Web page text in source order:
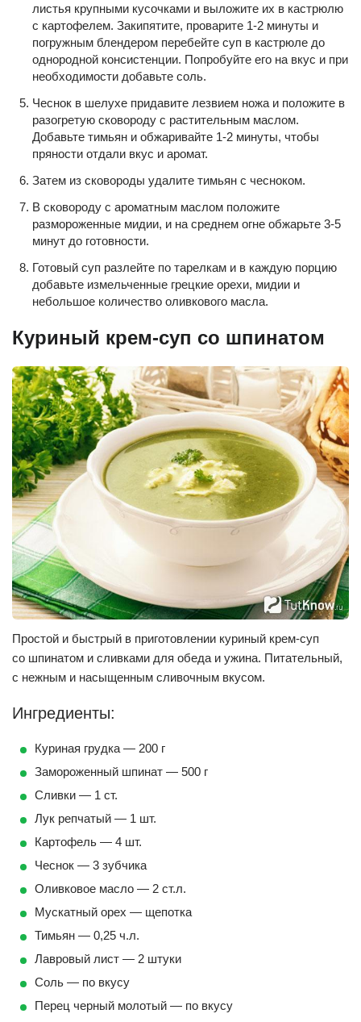
листья крупными кусочками и выложите их в кастрюлю
с картофелем. Закипятите, проварите 1-2 минуты и
погружным блендером перебейте суп в кастрюле до
однородной консистенции. Попробуйте его на вкус и при
необходимости добавьте соль.
Чеснок в шелухе придавите лезвием ножа и положите в
разогретую сковороду с растительным маслом.
Добавьте тимьян и обжаривайте 1-2 минуты, чтобы
пряности отдали вкус и аромат.
Затем из сковороды удалите тимьян с чесноком.
В сковороду с ароматным маслом положите
размороженные мидии, и на среднем огне обжарьте 3-5
минут до готовности.
Готовый суп разлейте по тарелкам и в каждую порцию
добавьте измельченные грецкие орехи, мидии и
небольшое количество оливкового масла.
Куриный крем-суп со шпинатом
Простой и быстрый в приготовлении куриный крем-суп
со шпинатом и сливками для обеда и ужина. Питательный,
с нежным и насыщенным сливочным вкусом.
Ингредиенты:
Куриная грудка — 200 г
Замороженный шпинат — 500 г
Сливки — 1 ст.
Лук репчатый — 1 шт.
Картофель — 4 шт.
Чеснок — 3 зубчика
Оливковое масло — 2 ст.л.
Мускатный орех — щепотка
Тимьян — 0,25 ч.л.
Лавровый лист — 2 штуки
Соль — по вкусу
Перец черный молотый — по вкусу